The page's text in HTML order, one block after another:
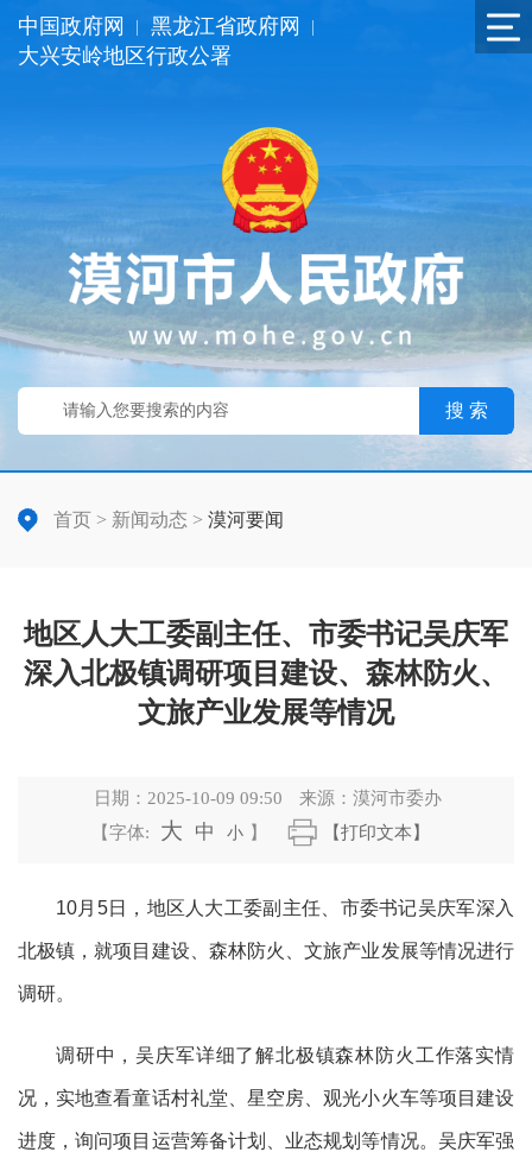
中国政府网 黑龙江省政府网
大兴安岭地区行政公署
搜 索
首页 > 新闻动态 > 漠河要闻
地区人大工委副主任、市委书记吴庆军
深入北极镇调研项目建设、森林防火、
文旅产业发展等情况
日期： 2025-10-09 09:50 来源：漠河市委办
【字体:
大 中 小 】 【打印文本】
10月 5日，地区人大工委副主任、市委书记吴庆军深入
北极镇，就项目建设、森林防火、文旅产业发展等情况进行
调研。
调研中，吴庆军详细了解北极镇森林防火工作落实情
况，实地查看童话村礼堂、星空房、观光小火车等项目建设
进度，询问项目运营筹备计划、业态规划等情况。 吴庆军强